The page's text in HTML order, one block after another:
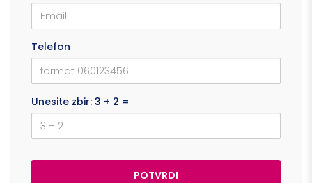
Telefon
Unesite zbir: 3 + 2 =